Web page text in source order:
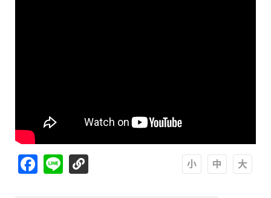
Facebook
Line